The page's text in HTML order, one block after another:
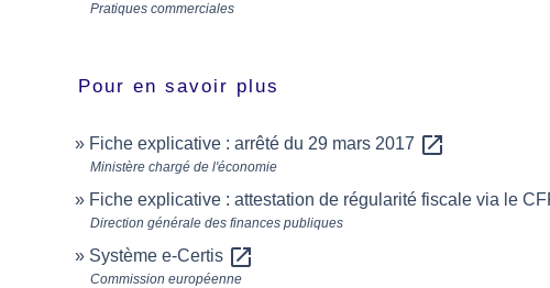
Pratiques commerciales
Pour en savoir plus
Fiche explicative : arrêté du 29 mars 2017 open_in_new
Ministère chargé de l'économie
Fiche explicative : attestation de régularité fiscale via le
Direction générale des finances publiques
Système e-Certis open_in_new
Commission européenne